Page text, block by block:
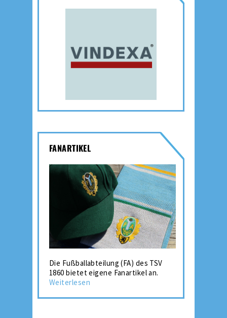
FANARTIKEL
Die Fußballabteilung (FA) des TSV
1860 bietet eigene Fanartikel an.
Weiterlesen